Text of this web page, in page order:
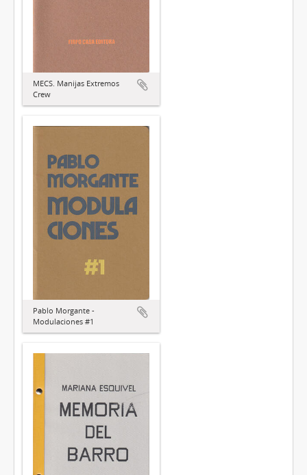
MECS. Manijas Extremos
Crew
Pablo Morgante -
Modulaciones #1